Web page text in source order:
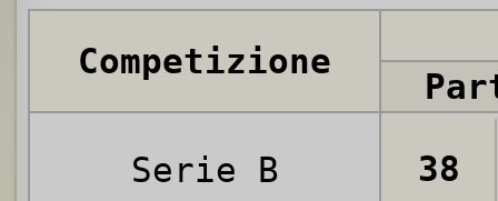
Competizione
Serie B 38